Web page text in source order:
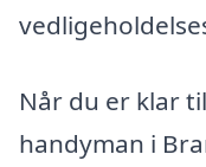
Når du er klar
handyman i